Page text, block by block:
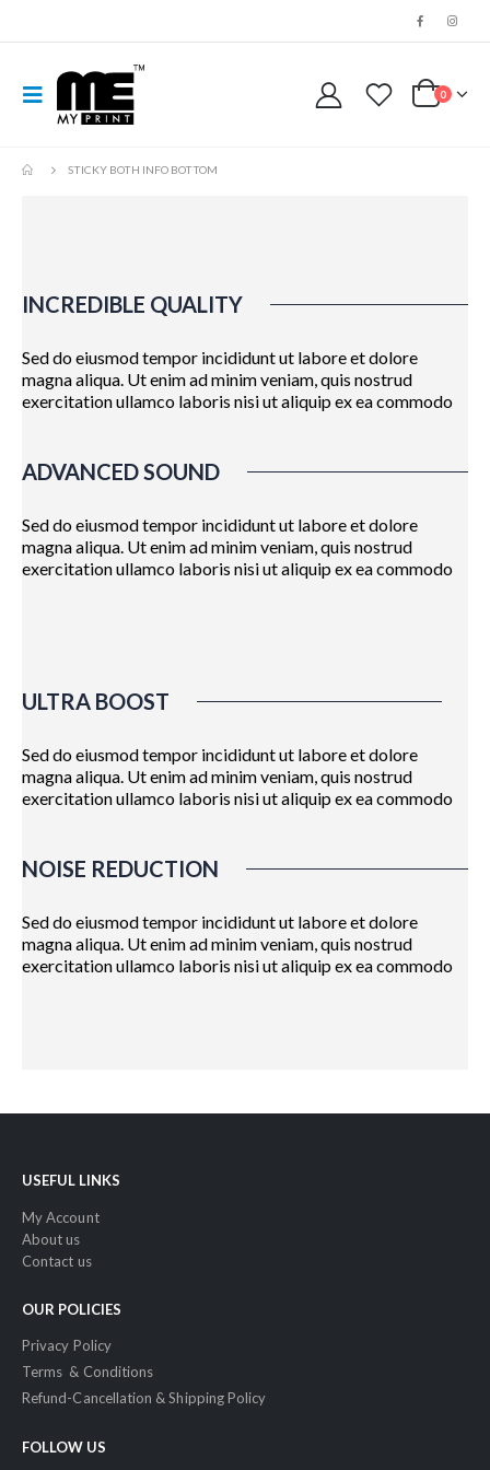
0
STICKY BOTH INFO BOTTOM
INCREDIBLE QUALITY
Sed do eiusmod tempor incididunt ut labore et dolore
magna aliqua. Ut enim ad minim veniam, quis nostrud
exercitation ullamco laboris nisi ut aliquip ex ea commodo
ADVANCED SOUND
Sed do eiusmod tempor incididunt ut labore et dolore
magna aliqua. Ut enim ad minim veniam, quis nostrud
exercitation ullamco laboris nisi ut aliquip ex ea commodo
ULTRA BOOST
Sed do eiusmod tempor incididunt ut labore et dolore
magna aliqua. Ut enim ad minim veniam, quis nostrud
exercitation ullamco laboris nisi ut aliquip ex ea commodo
NOISE REDUCTION
Sed do eiusmod tempor incididunt ut labore et dolore
magna aliqua. Ut enim ad minim veniam, quis nostrud
exercitation ullamco laboris nisi ut aliquip ex ea commodo
USEFUL LINKS
My Account
About us
Contact us
OUR POLICIES
Privacy Policy
Terms & Conditions
Refund-Cancellation & Shipping Policy
FOLLOW US